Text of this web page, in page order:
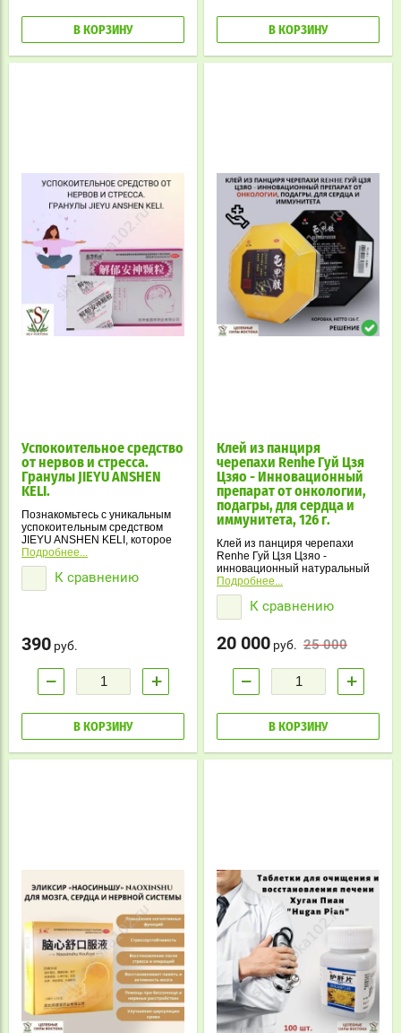
В КОРЗИНУ В КОРЗИНУ
Успокоительное средство
от нервов и стресса.
Гранулы JIEYU ANSHEN
KELI.
Познакомьтесь с уникальным
успокоительным средством
JIEYU ANSHEN KELI, которое
поможет вам избавиться от
стресса, нервного напряжения
и бессонницы. Мягкое действие
препарата и его натуральный
проблемы с нервами.
Подробнее...
К сравнению
390 руб.
− +
В КОРЗИНУ
Клей из панциря
черепахи Renhe Гуй Цзя
Цзяо - Инновационный
препарат от онкологии,
подагры, для сердца и
иммунитета, 126 г.
Клей из панциря черепахи
Renhe Гуй Цзя Цзяо -
инновационный натуральный
препарат для здоровья всего
организма. Помогает в лечении
онкологических заболеваний,
подагры, сердечно-сосудистых
иммунитет. Поддерживает
кровообращение и повышает
защитные функции организма.
Подробнее...
К сравнению
25 000
20 000 руб.
− +
В КОРЗИНУ